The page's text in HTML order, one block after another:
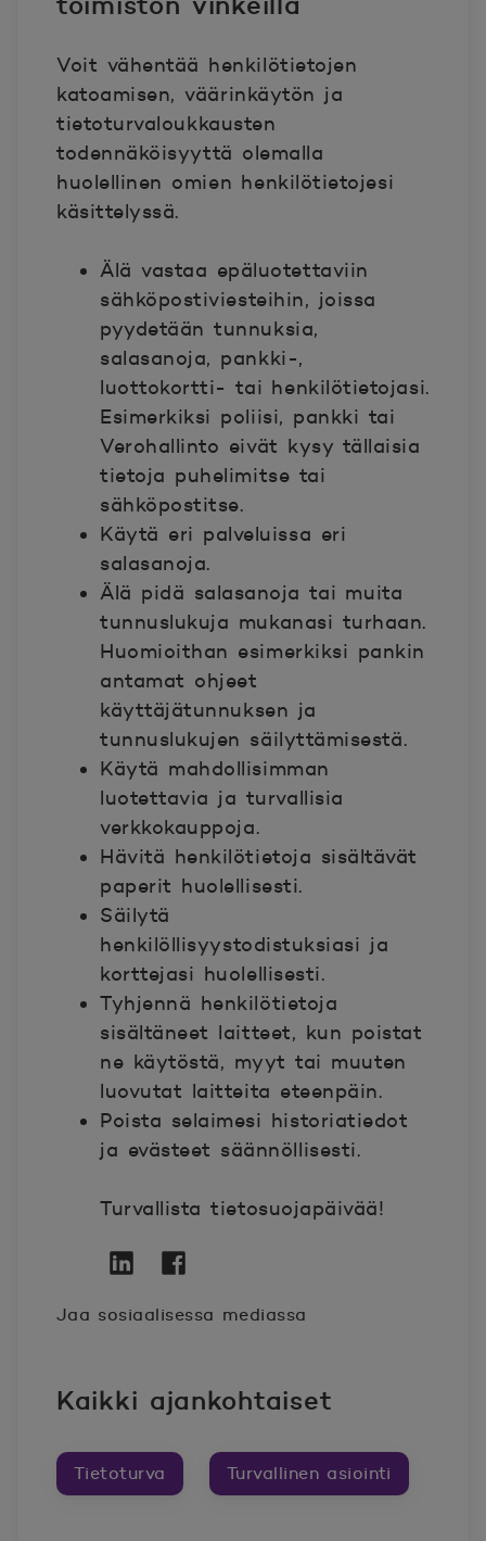
Voit vähentää henkilötietojen
katoamisen, väärinkäytön ja
tietoturvaloukkausten
todennäköisyyttä olemalla
huolellinen omien henkilötietojesi
käsittelyssä.
Älä vastaa epäluotettaviin
sähköpostiviesteihin, joissa
pyydetään tunnuksia,
salasanoja, pankki-,
luottokortti- tai henkilötietojasi.
Esimerkiksi poliisi, pankki tai
Verohallinto eivät kysy tällaisia
tietoja puhelimitse tai
sähköpostitse.
Käytä eri palveluissa eri
salasanoja.
Älä pidä salasanoja tai muita
tunnuslukuja mukanasi turhaan.
Huomioithan esimerkiksi pankin
antamat ohjeet
käyttäjätunnuksen ja
tunnuslukujen säilyttämisestä.
Käytä mahdollisimman
luotettavia ja turvallisia
verkkokauppoja.
Hävitä henkilötietoja sisältävät
paperit huolellisesti.
Säilytä
henkilöllisyystodistuksiasi ja
korttejasi huolellisesti.
Tyhjennä henkilötietoja
sisältäneet laitteet, kun poistat
ne käytöstä, myyt tai muuten
luovutat laitteita eteenpäin.
Poista selaimesi historiatiedot
ja evästeet säännöllisesti.
Turvallista tietosuojapäivää!
Jaa sosiaalisessa mediassa
Kaikki ajankohtaiset
Tietoturva Turvallinen asiointi